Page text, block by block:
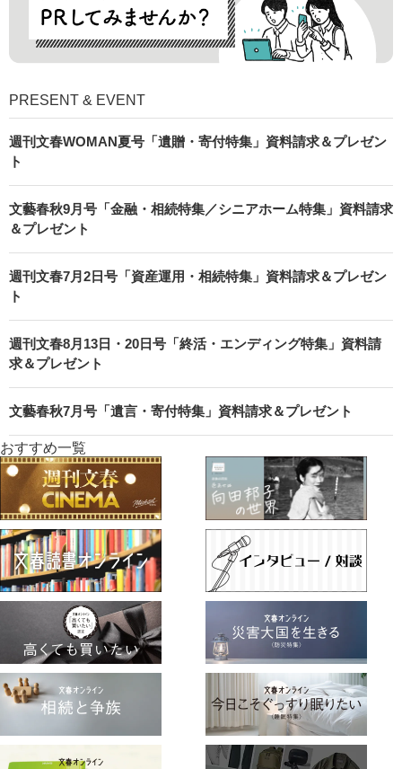
PRESENT & EVENT
週刊文春WOMAN夏号「遺贈・寄付特集」資料請求＆プレゼン
ト
文藝春秋9月号「金融・相続特集／シニアホーム特集」資料請求
＆プレゼント
週刊文春7月2日号「資産運用・相続特集」資料請求＆プレゼン
ト
週刊文春8月13日・20日号「終活・エンディング特集」資料請
求＆プレゼント
文藝春秋7月号「遺言・寄付特集」資料請求＆プレゼント
おすすめ一覧